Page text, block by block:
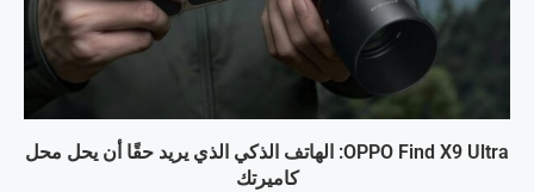
OPPO Find X9 Ultra: الهاتف الذكي الذي يريد حقًا أن يحل محل
كاميرتك